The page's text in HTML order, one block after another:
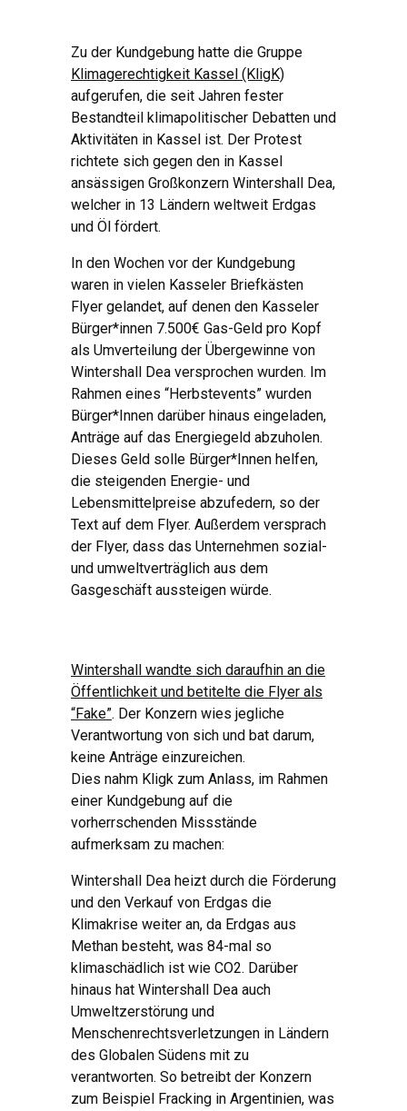
Zu der Kundgebung hatte die Gruppe
Klimagerechtigkeit Kassel (KligK)
aufgerufen, die seit Jahren fester
Bestandteil klimapolitischer Debatten und
Aktivitäten in Kassel ist. Der Protest
richtete sich gegen den in Kassel
ansässigen Großkonzern Wintershall Dea,
welcher in 13 Ländern weltweit Erdgas
und Öl fördert.
In den Wochen vor der Kundgebung
waren in vielen Kasseler Briefkästen
Flyer gelandet, auf denen den Kasseler
Bürger*innen 7.500€ Gas-Geld pro Kopf
als Umverteilung der Übergewinne von
Wintershall Dea versprochen wurden. Im
Rahmen eines “Herbstevents” wurden
Bürger*Innen darüber hinaus eingeladen,
Anträge auf das Energiegeld abzuholen.
Dieses Geld solle Bürger*Innen helfen,
die steigenden Energie- und
Lebensmittelpreise abzufedern, so der
Text auf dem Flyer. Außerdem versprach
der Flyer, dass das Unternehmen sozial-
und umweltverträglich aus dem
Gasgeschäft aussteigen würde.
Wintershall wandte sich daraufhin an die
Öffentlichkeit und betitelte die Flyer als
“Fake”. Der Konzern wies jegliche
Verantwortung von sich und bat darum,
keine Anträge einzureichen.
Dies nahm Kligk zum Anlass, im Rahmen
einer Kundgebung auf die
vorherrschenden Missstände
aufmerksam zu machen:
Wintershall Dea heizt durch die Förderung
und den Verkauf von Erdgas die
Klimakrise weiter an, da Erdgas aus
Methan besteht, was 84-mal so
klimaschädlich ist wie CO2. Darüber
hinaus hat Wintershall Dea auch
Umweltzerstörung und
Menschenrechtsverletzungen in Ländern
des Globalen Südens mit zu
verantworten. So betreibt der Konzern
zum Beispiel Fracking in Argentinien, was